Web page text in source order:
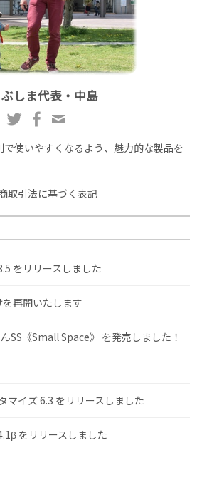
しま代表・中島
使いやすくなるよう、魅力的な製品を
取引法に基づく表記
をリリースしました
再開いたします
SS《Small Space》 を発売しました！
イズ 6.3 をリリースしました
をリリースしました